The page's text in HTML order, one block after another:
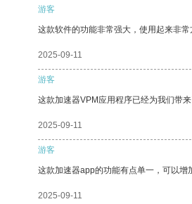
游客
这款软件的功能非常强大，使用起来非常
2025-09-11
游客
这款加速器VPM应用程序已经为我们带来
2025-09-11
游客
这款加速器app的功能有点单一，可以增
2025-09-11